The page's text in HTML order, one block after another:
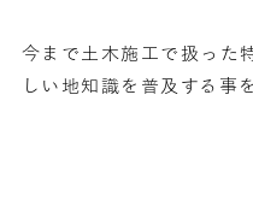
今まで土木施工で扱った
しい地知識を普及する事